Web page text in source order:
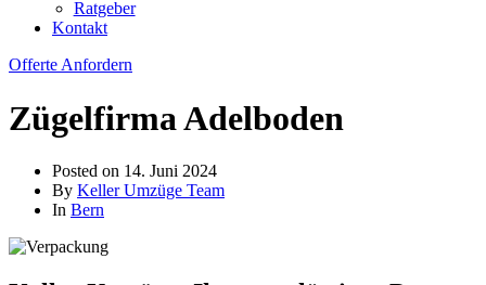
Ratgeber
Kontakt
Offerte Anfordern
Zügelfirma Adelboden
Posted on 14. Juni 2024
By Keller Umzüge Team
In Bern